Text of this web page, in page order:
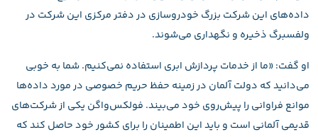
داده‌های این شرکت بزرگ خودروسازی در دفتر مرکزی این شرکت در
ولفسبرگ ذخیره و نگهداری می‌شوند.
او گفت: «ما از خدمات پردازش ابری استفاده نمی‌کنیم. شما به خوبی
می‌دانید که دولت آلمان در زمینه حفظ حریم خصوصی در مورد داده‌ها
موانع فراوانی را پیش‌روی خود می‌بیند. فولکس‌واگن یکی از شرکت‌های
قدیمی آلمانی است و باید این اطمینان را برای کشور خود حاصل کند که